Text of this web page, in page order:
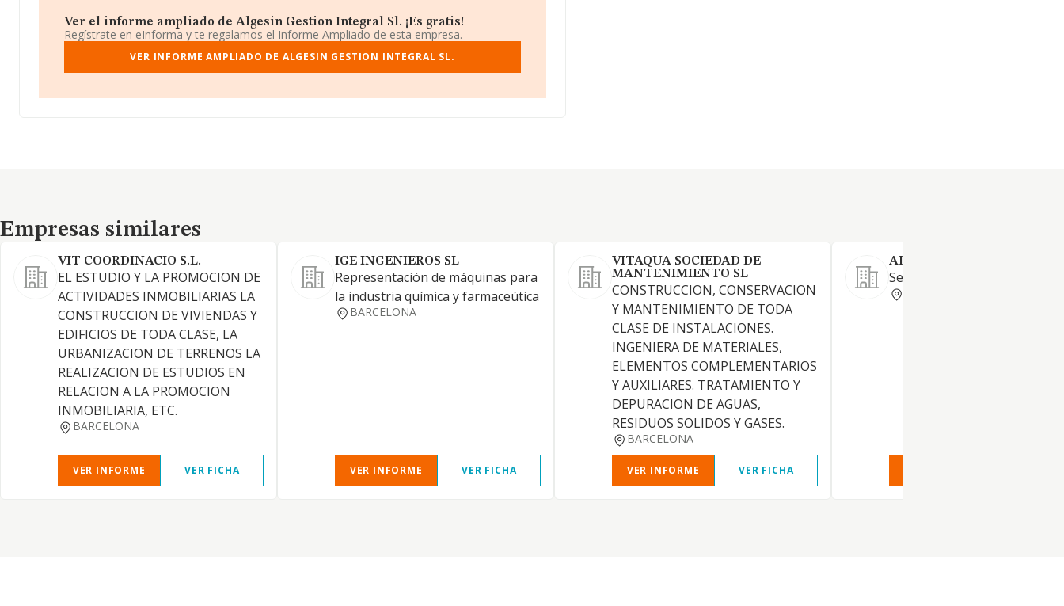
Ver el informe ampliado de Algesin Gestion Integral Sl. ¡Es gratis!
Regístrate en eInforma y te regalamos el Informe Ampliado de esta empresa.
VER INFORME AMPLIADO DE ALGESIN GESTION INTEGRAL SL.
Empresas similares
Empresas similares
VIT COORDINACIO S.L.
EL ESTUDIO Y LA PROMOCION DE
ACTIVIDADES INMOBILIARIAS LA
CONSTRUCCION DE VIVIENDAS Y
EDIFICIOS DE TODA CLASE, LA
URBANIZACION DE TERRENOS LA
REALIZACION DE ESTUDIOS EN
RELACION A LA PROMOCION
INMOBILIARIA, ETC.
BARCELONA
VER INFORME VER FICHA
IGE INGENIEROS SL
Representación de máquinas para
la industria química y farmaceútica
BARCELONA
VER INFORME VER FICHA
VITAQUA SOCIEDAD DE
MANTENIMIENTO SL
CONSTRUCCION, CONSERVACION
Y MANTENIMIENTO DE TODA
CLASE DE INSTALACIONES.
INGENIERA DE MATERIALES,
ELEMENTOS COMPLEMENTARIOS
Y AUXILIARES. TRATAMIENTO Y
DEPURACION DE AGUAS,
RESIDUOS SOLIDOS Y GASES.
BARCELONA
VER INFORME VER FICHA
ADNORES 98 SL
Servicios técnicos: ingeniería